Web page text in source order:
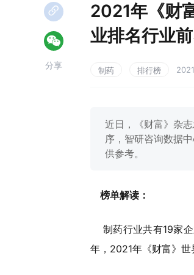
2021年《财
业排名行业
制药 排行榜
近日，《财富》杂
序，智研咨询数据
供参考。
榜单解读：
制药行业共有19家
年，2021年《财富》世
分享